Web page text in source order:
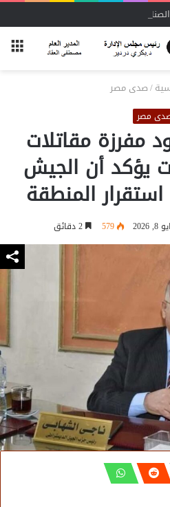
تنقذ المشروعات المتعثرة
/صدى مصر
مصر
مفرزة مقاتلات
يؤكد أن الجيش
المنطقة
2026
579 2 دقائق